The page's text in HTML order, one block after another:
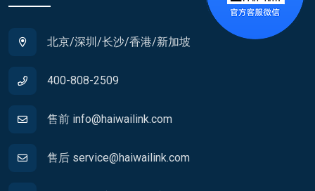
北京/深圳/长沙/香港/新加坡
400-808-2509
售前 info@haiwailink.com
售后 service@haiwailink.com